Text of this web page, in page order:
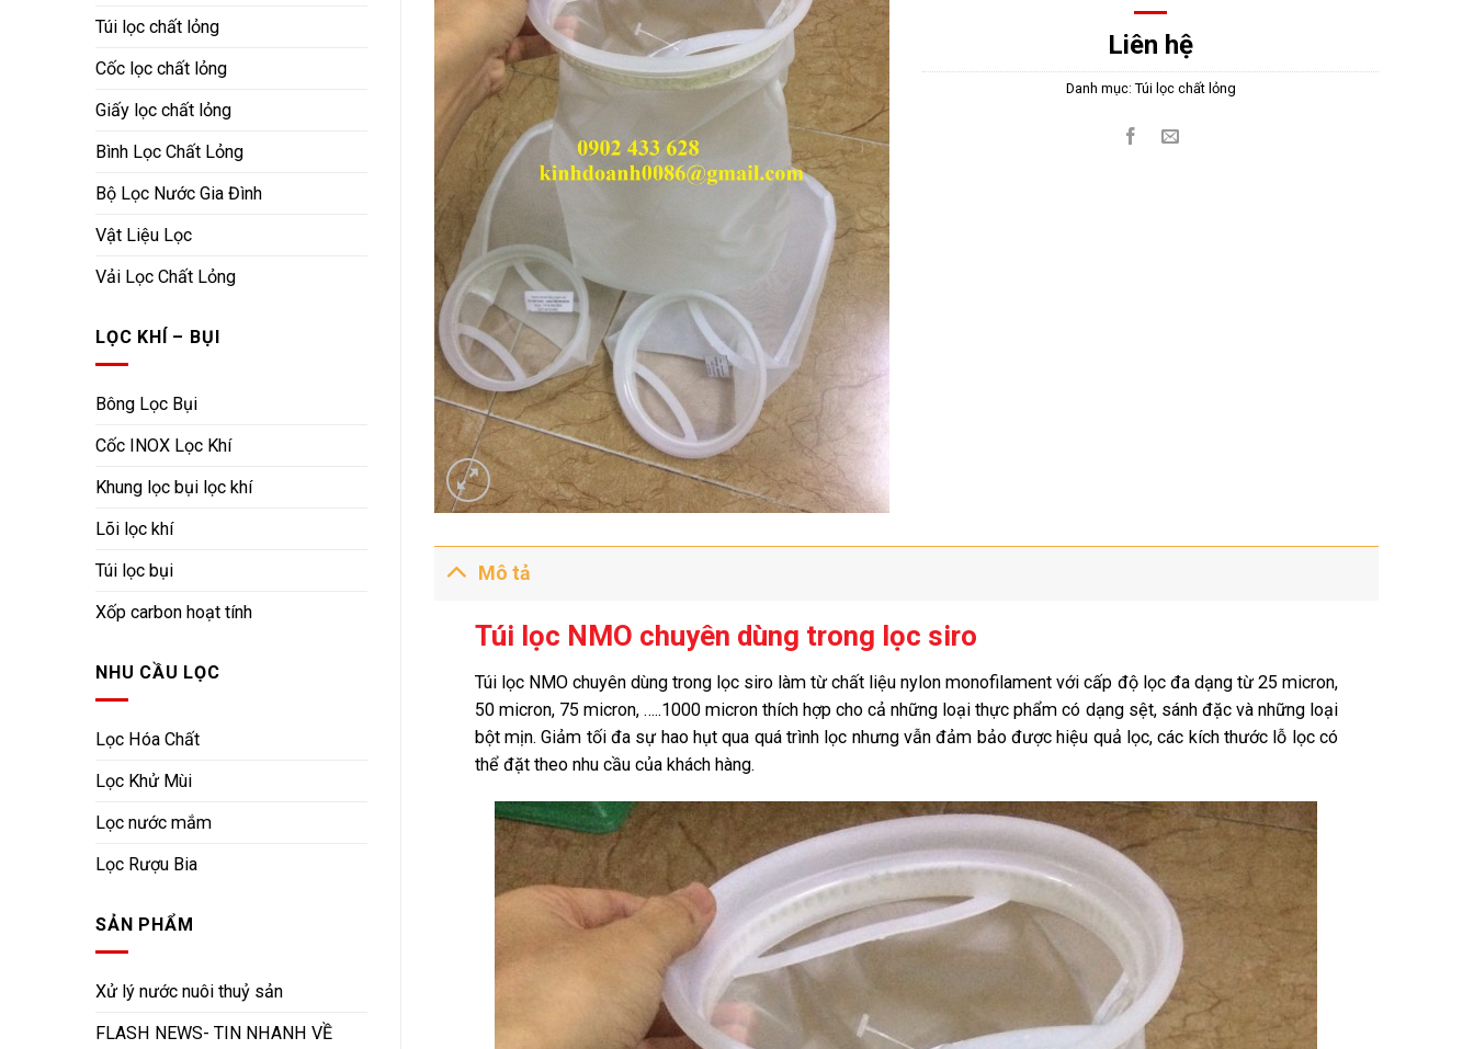
Túi lọc chất lỏng
Cốc lọc chất lỏng
Giấy lọc chất lỏng
Bình Lọc Chất Lỏng
Bộ Lọc Nước Gia Đình
Vật Liệu Lọc
Vải Lọc Chất Lỏng
LỌC KHÍ – BỤI
Bông Lọc Bụi
Cốc INOX Lọc Khí
Khung lọc bụi lọc khí
Lõi lọc khí
Túi lọc bụi
Xốp carbon hoạt tính
NHU CẦU LỌC
Lọc Hóa Chất
Lọc Khử Mùi
Lọc nước mắm
Lọc Rượu Bia
SẢN PHẨM
Xử lý nước nuôi thuỷ sản
FLASH NEWS- TIN NHANH VỀ
Liên hệ
Danh mục:Túi lọc chất lỏng
Mô tả
Túi lọc NMO chuyên dùng trong lọc siro
Túi lọc NMO chuyên dùng trong lọc siro làm từ chất liệu nylon monofilament với cấp độ lọc đa dạng từ 25 micron,
50 micron, 75 micron, …..1000 micron thích hợp cho cả những loại thực phẩm có dạng sệt, sánh đặc và những loại
bột mịn. Giảm tối đa sự hao hụt qua quá trình lọc nhưng vẫn đảm bảo được hiệu quả lọc, các kích thước lỗ lọc có
thể đặt theo nhu cầu của khách hàng.